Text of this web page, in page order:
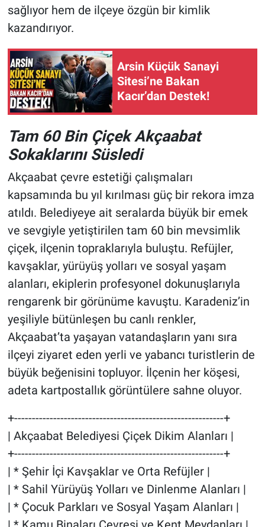
sağlıyor hem de ilçeye özgün bir kimlik
kazandırıyor.
Arsin Küçük Sanayi
Sitesi’ne Bakan
Kacır’dan Destek!
Tam 60 Bin Çiçek Akçaabat
Sokaklarını Süsledi
Akçaabat çevre estetiği çalışmaları
kapsamında bu yıl kırılması güç bir rekora imza
atıldı. Belediyeye ait seralarda büyük bir emek
ve sevgiyle yetiştirilen tam 60 bin mevsimlik
çiçek, ilçenin topraklarıyla buluştu. Refüjler,
kavşaklar, yürüyüş yolları ve sosyal yaşam
alanları, ekiplerin profesyonel dokunuşlarıyla
rengarenk bir görünüme kavuştu. Karadeniz’in
yeşiliyle bütünleşen bu canlı renkler,
Akçaabat’ta yaşayan vatandaşların yanı sıra
ilçeyi ziyaret eden yerli ve yabancı turistlerin de
büyük beğenisini topluyor. İlçenin her köşesi,
adeta kartpostallık görüntülere sahne oluyor.
+-----------------------------------------------------------+
| Akçaabat Belediyesi Çiçek Dikim Alanları |
+-----------------------------------------------------------+
| * Şehir İçi Kavşaklar ve Orta Refüjler |
| * Sahil Yürüyüş Yolları ve Dinlenme Alanları |
| * Çocuk Parkları ve Sosyal Yaşam Alanları |